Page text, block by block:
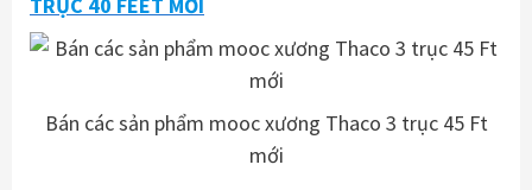
Bán các sản phẩm mooc xương Thaco 3 trục 45 Ft
mới